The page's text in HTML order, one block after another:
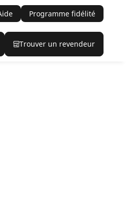
Programme fidélité
Trouver un revendeur